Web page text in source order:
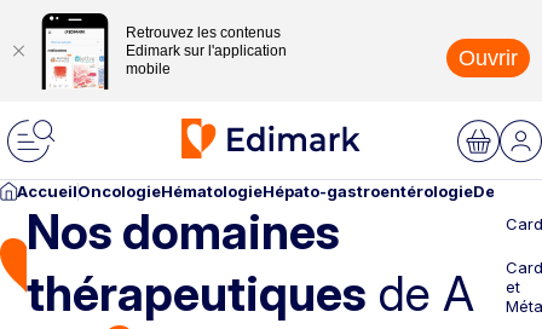
Retrouvez les contenus
Edimark sur l'application
mobile
Ouvrir
AccueilOncologieHématologieHépato-gastroentérologie
Nos domaines
thérapeutiques de A
et